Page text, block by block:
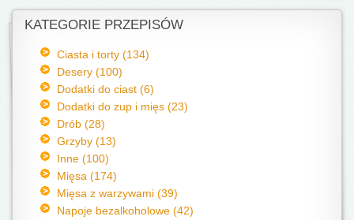
KATEGORIE PRZEPISÓW
Ciasta i torty (134)
Desery (100)
Dodatki do ciast (6)
Dodatki do zup i mięs (23)
Drób (28)
Grzyby (13)
Inne (100)
Mięsa (174)
Mięsa z warzywami (39)
Napoje bezalkoholowe (42)